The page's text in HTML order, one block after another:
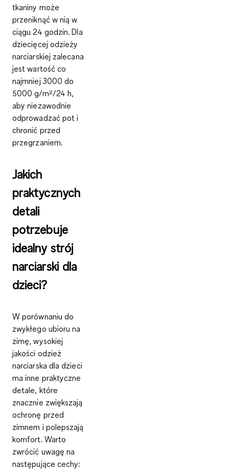
tkaniny może
przeniknąć w nią w
ciągu 24 godzin. Dla
dziecięcej odzieży
narciarskiej zalecana
jest wartość co
najmniej 3000 do
5000 g/m²/24 h,
aby niezawodnie
odprowadzać pot i
chronić przed
przegrzaniem.
Jakich
praktycznych
detali
potrzebuje
idealny strój
narciarski dla
dzieci?
W porównaniu do
zwykłego ubioru na
zimę, wysokiej
jakości odzież
narciarska dla dzieci
ma inne praktyczne
detale, które
znacznie zwiększają
ochronę przed
zimnem i polepszają
komfort. Warto
zwrócić uwagę na
następujące cechy: